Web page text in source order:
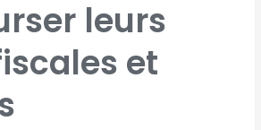
leurs
et